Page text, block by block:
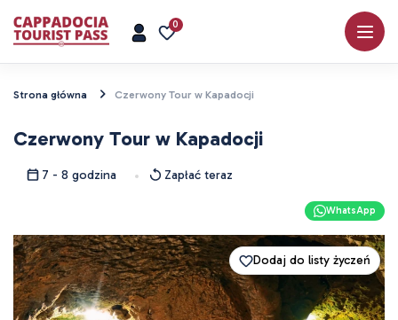
0
Strona główna Czerwony Tour w Kapadocji
Czerwony Tour w Kapadocji
7 - 8 godzina Zapłać teraz
WhatsApp
Dodaj do listy życzeń